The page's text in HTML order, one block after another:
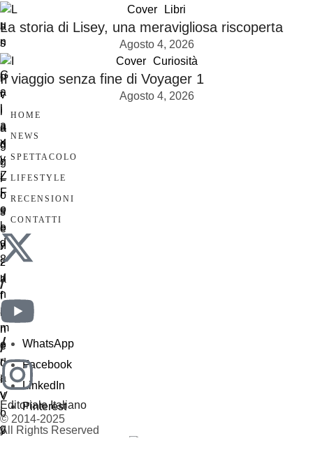
Cover
Libri
La storia di Lisey, una meravigliosa riscoperta
Agosto 4, 2026
Cover
Curiosità
Il viaggio senza fine di Voyager 1
Agosto 4, 2026
HOME
NEWS
SPETTACOLO
LIFESTYLE
RECENSIONI
CONTATTI
/
/
Editoriale Italiano
© 2014-2025
All Rights Reserved
WhatsApp
Facebook
LinkedIn
Pinterest